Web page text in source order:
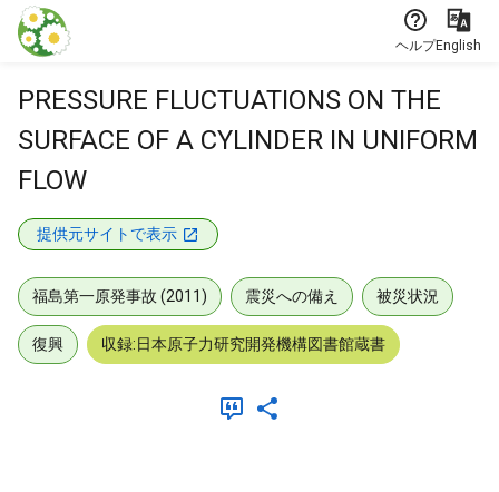
本文に飛ぶ
ヘルプEnglish
PRESSURE FLUCTUATIONS ON THE
SURFACE OF A CYLINDER IN UNIFORM
FLOW
提供元サイトで表示
福島第一原発事故 (2011) 震災への備え 被災状況
復興 収録:日本原子力研究開発機構図書館蔵書